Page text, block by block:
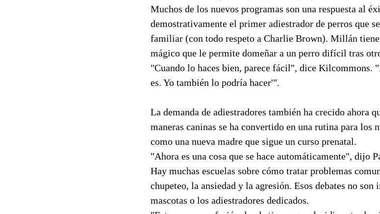
Muchos de los nuevos programas son una respuesta al
demostrativamente el primer adiestrador de perros que
familiar (con todo respeto a Charlie Brown). Millán tiene
mágico que le permite domeñar a un perro difícil tras
"Cuando lo haces bien, parece fácil", dice Kilcommons.
es. Yo también lo podría hacer'".
La demanda de adiestradores también ha crecido ahora
maneras caninas se ha convertido en una rutina para los
como una nueva madre que sigue un curso prenatal.
"Ahora es una cosa que se hace automáticamente", dijo
Hay muchas escuelas sobre cómo tratar problemas
chupeteo, la ansiedad y la agresión. Esos debates no son
mascotas o los adiestradores dedicados.